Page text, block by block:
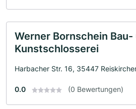
Werner Bornschein Bau-
Kunstschlosserei
Harbacher Str. 16, 35447
0.0 (0 Bewertungen)